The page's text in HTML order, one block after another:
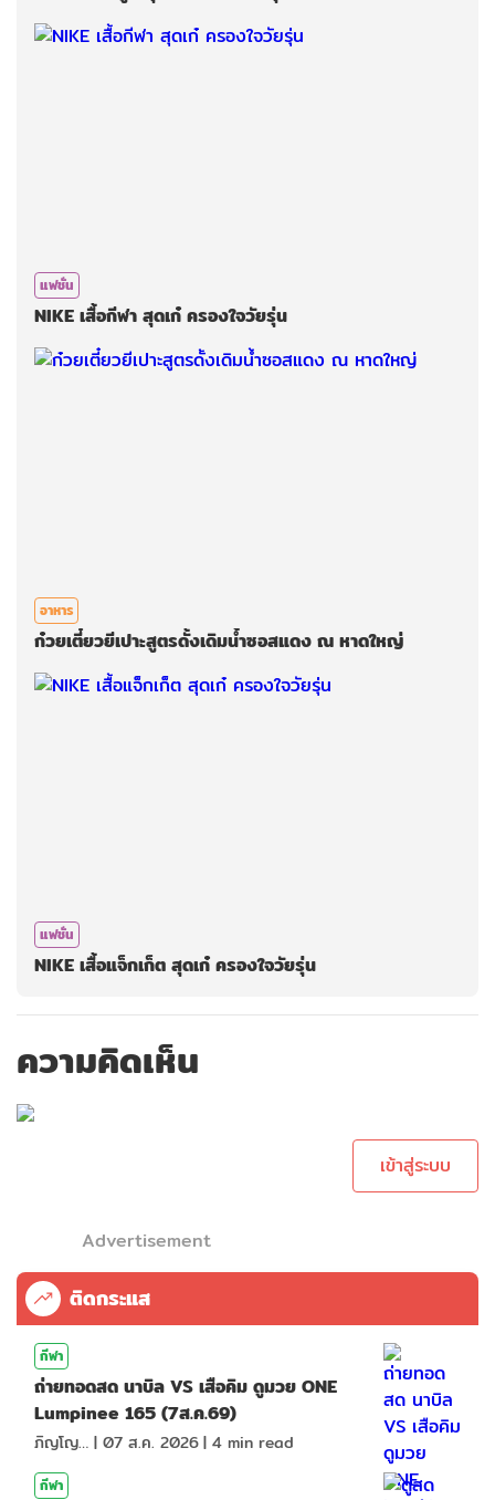
แฟชั่น
NIKE​ เสื้อกีฬา สุดเก๋​ ครองใจ​วัยรุ่น
อาหาร
ก๋วยเตี๋ยวยีเปาะสูตรดั้งเดิม​น้ำซอสแดง ณ​ หาดใหญ่
แฟชั่น
NIKE​ เสื้อแจ็กเก็ต สุดเก๋ ครองใจ​วัยรุ่น
ความคิดเห็น
เข้าสู่ระบบ
Advertisement
ติดกระแส
กีฬา
ถ่ายทอดสด นาบิล VS เสือคิม ดูมวย ONE
Lumpinee 165 (7ส.ค.69)
ภิญโญ ส่องแสง | 07 ส.ค. 2026| 4 min read
กีฬา